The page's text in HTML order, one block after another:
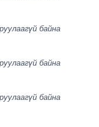
байна
байна
байна